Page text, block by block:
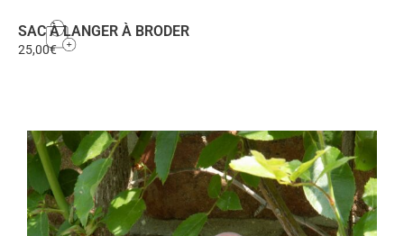
SAC À LANGER À BRODER
25,00€